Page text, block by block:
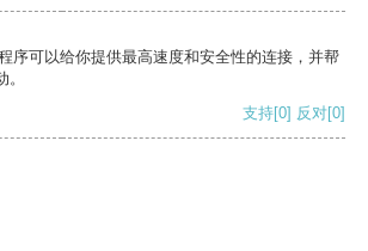
序可以给你提供最高速度和安全性的连接，并帮
支持[0] 反对[0]